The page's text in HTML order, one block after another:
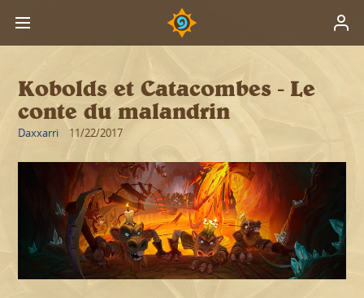
Kobolds et Catacombes - Le
conte du malandrin
Daxxarri 11/22/2017